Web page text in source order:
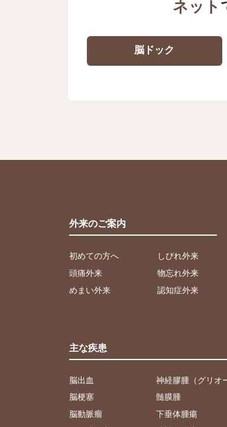
ネット
脳ドック
外来のご案内
初めての方へ
頭痛外来
めまい外来
しびれ外来
物忘れ外来
認知症外来
主な疾患
脳出血
脳梗塞
脳動脈瘤
神経膠腫（グリオ
髄膜腫
下垂体腫瘍